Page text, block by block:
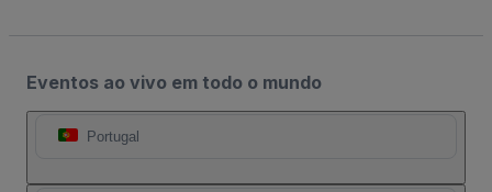
Eventos ao vivo em todo o mundo
Portugal